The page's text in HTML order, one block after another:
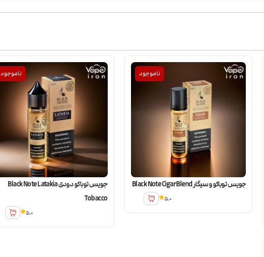
ناموجود
جویس توباکو و سیگار Black Note Cigar Blend
5.0
ناموجود
جویس توباکو دودی Black Note Latakia
Tobacco
5.0